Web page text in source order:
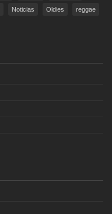
Noticias Oldies reggae